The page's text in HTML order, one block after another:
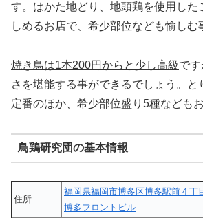
す。はかた地どり、地頭鶏を使用した
しめるお店で、希少部位なども愉しむ
焼き鳥は1本200円からと少し高級で
さを堪能する事ができるでしょう。と
定番のほか、希少部位盛り5種なども
鳥鶏研究団の基本情報
住所
福岡県福岡市博多区博多駅前４丁
博多フロントビル